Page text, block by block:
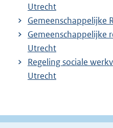
Utrecht
Gemeenschappelijke
Gemeenschappelijke
Utrecht
Regeling sociale
Utrecht